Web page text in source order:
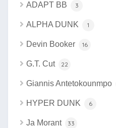
ADAPT BB 3
ALPHA DUNK 1
Devin Booker 16
G.T. Cut 22
Giannis Antetokounmpo
HYPER DUNK 6
Ja Morant 33